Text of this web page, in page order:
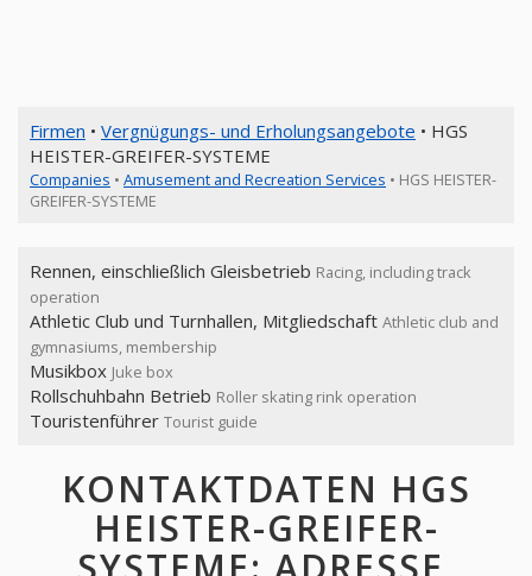
Firmen • Vergnügungs- und Erholungsangebote • HGS
HEISTER-GREIFER-SYSTEME
Companies • Amusement and Recreation Services • HGS HEISTER-
GREIFER-SYSTEME
Rennen, einschließlich Gleisbetrieb Racing, including track
operation
Athletic Club und Turnhallen, Mitgliedschaft Athletic club and
gymnasiums, membership
Musikbox Juke box
Rollschuhbahn Betrieb Roller skating rink operation
Touristenführer Tourist guide
KONTAKTDATEN HGS
HEISTER-GREIFER-